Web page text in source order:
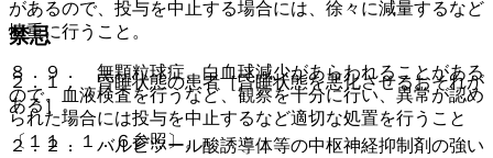
があるので、投与を中止する場合には、徐々に減量するなど
慎重に行うこと。
８．９． 無顆粒球症、白血球減少があらわれることがある
ので、血液検査を行うなど、観察を十分に行い、異常が認め
られた場合には投与を中止するなど適切な処置を行うこと
〔１１．１．６参照〕。
禁忌
２．１． 昏睡状態の患者［昏睡状態を悪化させるおそれが
ある］。
２．２． バルビツール酸誘導体等の中枢神経抑制剤の強い